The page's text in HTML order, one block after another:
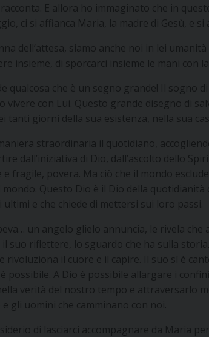
E allora ho immaginato che in
ci si affianca Maria, la madre di Gesù, e si
dell’attesa, siamo anche noi in lei umanità
insieme, di sporcarci insieme le mani con la
qualcosa che è un segno grande! Il sogno
vivere con Lui. Questo grande disegno di
tanti giorni della sua esistenza, nella sua
straordinaria il quotidiano,
dall’iniziativa di Dio, dall’ascolto dello
fragile, povera. Ma ciò che il mondo
Questo Dio è il Dio della quotidianità
e che chiede di mettersi sui loro passi.
un angelo glielo annuncia, le rivela che
suo riflettere, lo sguardo che ha sulla storia.
rivoluziona il cuore e il capire. Il suo sì è
possibile. A Dio è possibile allargare i
verità del nostro tempo e attraversarlo
gli uomini che camminano con noi.
di lasciarci accompagnare da Maria